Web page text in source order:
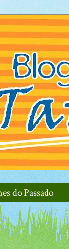
do Passado